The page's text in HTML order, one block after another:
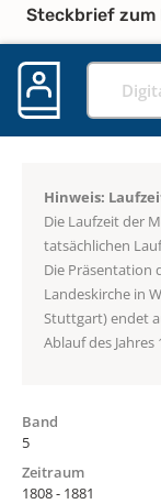
Steckbrief zum
Hinweis:
Die Laufzeit der
tatsächlichen
Die Präsentation
Landeskirche in
Stuttgart) endet
Ablauf des Jahres
Band
5
Zeitraum
1808 - 1881